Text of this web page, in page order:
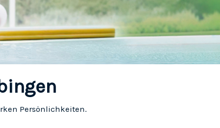
Persönlichkeiten.